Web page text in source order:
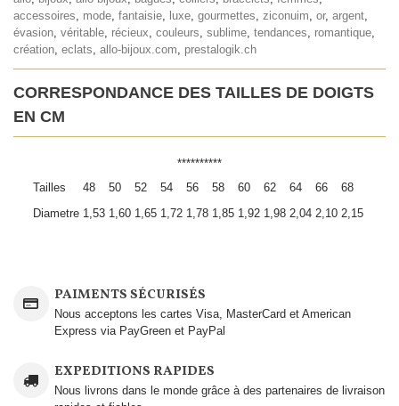
accessoires, mode, fantaisie, luxe, gourmettes, ziconuim, or, argent,
évasion, véritable, récieux, couleurs, sublime, tendances, romantique,
création, eclats, allo-bijoux.com, prestalogik.ch
CORRESPONDANCE DES TAILLES DE DOIGTS
EN CM
**********
Tailles
48 50 52 54 56 58 60 62 64 66
68
Diametre 1,53 1,60 1,65 1,72 1,78 1,85 1,92 1,98 2,04 2,10 2,15
PAIMENTS SÉCURISÉS
Nous acceptons les cartes Visa, MasterCard et American
Express via PayGreen et PayPal
EXPEDITIONS RAPIDES
Nous livrons dans le monde grâce à des partenaires de livraison